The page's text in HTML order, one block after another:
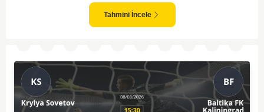
ve güçlü ekipler karşısında istikrarlı bir performans sergilemekte
zorlanabilirler. Lokomotiv Moscow'un mevcut form durumunun ve evinde
oynama avantajının, bu karşılaşmada belirleyici olması muhtemel
Tahmini İncele